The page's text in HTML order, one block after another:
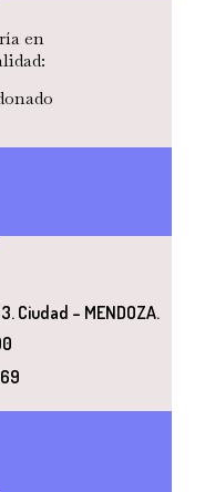
en
Ciudad – MENDOZA.